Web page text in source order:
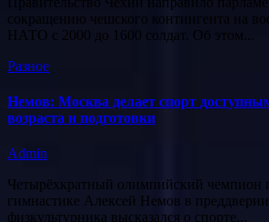
сокращению чешского контингента на
НАТО с 2000 до 1600 солдат. Об этом...
Разное
Немов: Москва делает спорт
возраста и подготовки
Admin
Четырёхкратный олимпийский чемпион по спортивной
гимнастике Алексей Немов в
физкультурника высказался о спорте...